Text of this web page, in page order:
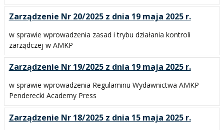
Zarządzenie Nr 20/2025 z dnia 19 maja 2025 r.
w sprawie wprowadzenia zasad i trybu działania kontroli
zarządczej w AMKP
Zarządzenie Nr 19/2025 z dnia 19 maja 2025 r.
w sprawie wprowadzenia Regulaminu Wydawnictwa AMKP
Penderecki Academy Press
Zarządzenie Nr 18/2025 z dnia 15 maja 2025 r.